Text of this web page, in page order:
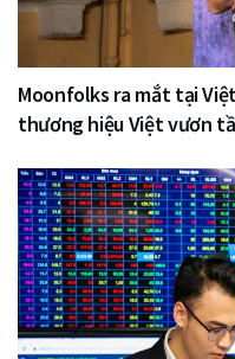
Moonfolks ra mắt tại
thương hiệu Việt vươn